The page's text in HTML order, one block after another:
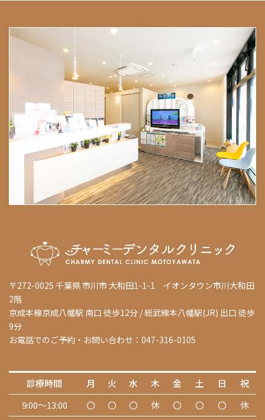
〒272-0025 千葉県 市川市 大和田1-1-1 イオンタウン市川大和田
2階
京成本線京成八幡駅 南口 徒歩12分 / 総武線本八幡駅(JR) 出口 徒歩
9分
お電話でのご予約・お問い合わせ：047-316-0105
診療時間 月 火 水 木 金 土 日
祝
9:00～13:00
〇 〇 〇 休 〇 〇 〇
休